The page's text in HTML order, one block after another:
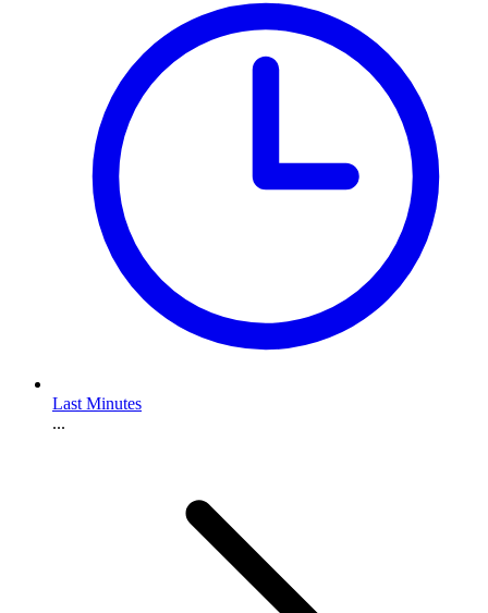
Last Minutes
...